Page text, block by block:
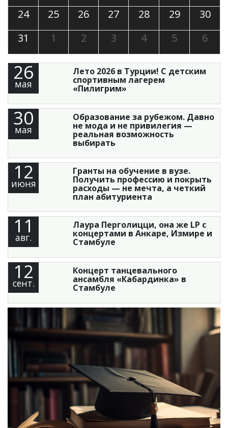
24 25 26 27 28 29
30
31
1 2 3 4 5 6
26
мая
Лето 2026 в Турции! С детским
спортивным лагерем
«Пилигрим»
30
мая
Образование за рубежом. Давно
не мода и не привилегия —
реальная возможность
выбирать
12
июня
Гранты на обучение в вузе.
Получить профессию и покрыть
расходы — не мечта, а четкий
план абитуриента
11
авг.
Лаура Перголицци, она же LP с
концертами в Анкаре, Измире и
Стамбуле
12
сент.
Концерт танцевального
ансамбля «Кабардинка» в
Стамбуле